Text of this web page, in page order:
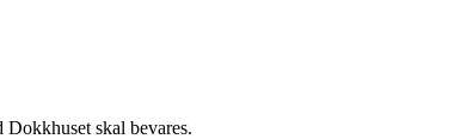
skal bevares.